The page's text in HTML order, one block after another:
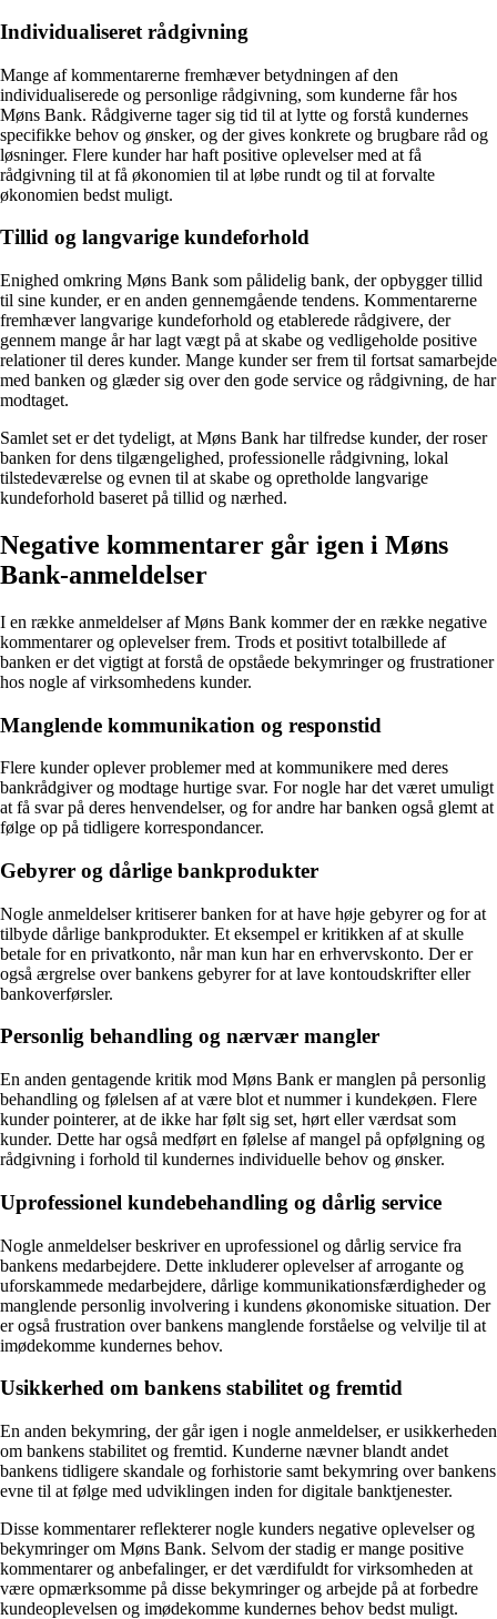
Individualiseret rådgivning
Mange af kommentarerne fremhæver betydningen af den
individualiserede og personlige rådgivning, som kunderne får hos
Møns Bank. Rådgiverne tager sig tid til at lytte og forstå kundernes
specifikke behov og ønsker, og der gives konkrete og brugbare råd og
løsninger. Flere kunder har haft positive oplevelser med at få
rådgivning til at få økonomien til at løbe rundt og til at forvalte
økonomien bedst muligt.
Tillid og langvarige kundeforhold
Enighed omkring Møns Bank som pålidelig bank, der opbygger tillid
til sine kunder, er en anden gennemgående tendens. Kommentarerne
fremhæver langvarige kundeforhold og etablerede rådgivere, der
gennem mange år har lagt vægt på at skabe og vedligeholde positive
relationer til deres kunder. Mange kunder ser frem til fortsat samarbejde
med banken og glæder sig over den gode service og rådgivning, de har
modtaget.
Samlet set er det tydeligt, at Møns Bank har tilfredse kunder, der roser
banken for dens tilgængelighed, professionelle rådgivning, lokal
tilstedeværelse og evnen til at skabe og opretholde langvarige
kundeforhold baseret på tillid og nærhed.
Negative kommentarer går igen i Møns
Bank-anmeldelser
I en række anmeldelser af Møns Bank kommer der en række negative
kommentarer og oplevelser frem. Trods et positivt totalbillede af
banken er det vigtigt at forstå de opståede bekymringer og frustrationer
hos nogle af virksomhedens kunder.
Manglende kommunikation og responstid
Flere kunder oplever problemer med at kommunikere med deres
bankrådgiver og modtage hurtige svar. For nogle har det været umuligt
at få svar på deres henvendelser, og for andre har banken også glemt at
følge op på tidligere korrespondancer.
Gebyrer og dårlige bankprodukter
Nogle anmeldelser kritiserer banken for at have høje gebyrer og for at
tilbyde dårlige bankprodukter. Et eksempel er kritikken af at skulle
betale for en privatkonto, når man kun har en erhvervskonto. Der er
også ærgrelse over bankens gebyrer for at lave kontoudskrifter eller
bankoverførsler.
Personlig behandling og nærvær mangler
En anden gentagende kritik mod Møns Bank er manglen på personlig
behandling og følelsen af at være blot et nummer i kundekøen. Flere
kunder pointerer, at de ikke har følt sig set, hørt eller værdsat som
kunder. Dette har også medført en følelse af mangel på opfølgning og
rådgivning i forhold til kundernes individuelle behov og ønsker.
Uprofessionel kundebehandling og dårlig service
Nogle anmeldelser beskriver en uprofessionel og dårlig service fra
bankens medarbejdere. Dette inkluderer oplevelser af arrogante og
uforskammede medarbejdere, dårlige kommunikationsfærdigheder og
manglende personlig involvering i kundens økonomiske situation. Der
er også frustration over bankens manglende forståelse og velvilje til at
imødekomme kundernes behov.
Usikkerhed om bankens stabilitet og fremtid
En anden bekymring, der går igen i nogle anmeldelser, er usikkerheden
om bankens stabilitet og fremtid. Kunderne nævner blandt andet
bankens tidligere skandale og forhistorie samt bekymring over bankens
evne til at følge med udviklingen inden for digitale banktjenester.
Disse kommentarer reflekterer nogle kunders negative oplevelser og
bekymringer om Møns Bank. Selvom der stadig er mange positive
kommentarer og anbefalinger, er det værdifuldt for virksomheden at
være opmærksomme på disse bekymringer og arbejde på at forbedre
kundeoplevelsen og imødekomme kundernes behov bedst muligt.